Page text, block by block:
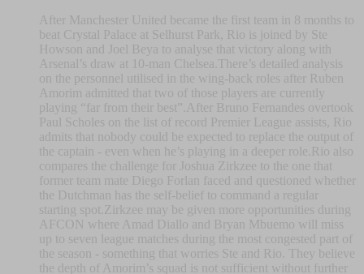
After Manchester United became the first team in 8 months to
beat Crystal Palace at Selhurst Park, Rio is joined by Ste
Howson and Joel Beya to analyse that victory along with
Arsenal’s draw at 10-man Chelsea.There’s detailed analysis
on the personnel utilised in the wing-back roles after Ruben
Amorim admitted that two of those players are currently
playing “far from their best”.After Bruno Fernandes overtook
Paul Scholes on the list of record Premier League assists, Rio
admits that nobody could be expected to replace the output of
the captain - even when he’s playing in a deeper role.Rio also
compares the challenge for Joshua Zirkzee to the one that
former team mate Diego Forlan faced and questioned whether
the Dutchman has the self-belief to command a regular
starting spot.Zirkzee may be given more opportunities during
AFCON where Amad Diallo and Bryan Mbuemo will miss
up to seven league matches during the most congested part of
the season - something that worries Ste and Rio. They believe
the depth of Amorim’s squad is not sufficient without further